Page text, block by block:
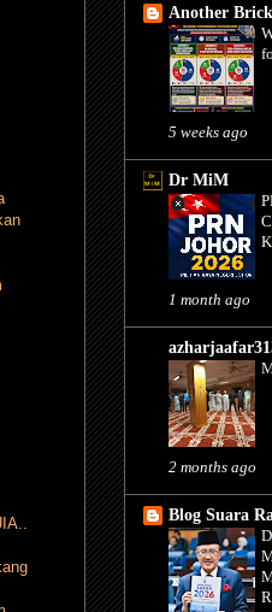
Another
5 weeks ago
Dr MiM
1 month ago
2 months ago
Blog Suara